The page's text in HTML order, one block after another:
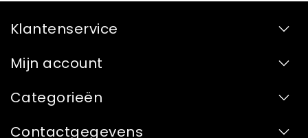
Klantenservice
Mijn account
Categorieën
Contactgegevens